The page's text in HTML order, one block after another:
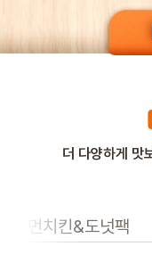
DUNKIN’
먼치킨&도넛팩
더 다양하게 맛